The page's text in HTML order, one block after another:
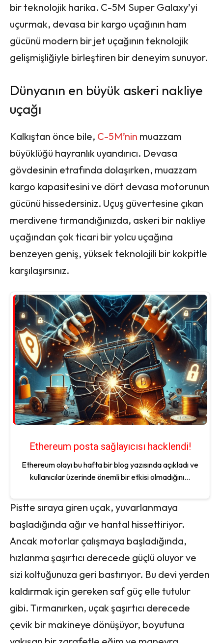
bir teknolojik harika. C-5M Super Galaxy’yi
uçurmak, devasa bir kargo uçağının ham
gücünü modern bir jet uçağının teknolojik
gelişmişliğiyle birleştiren bir deneyim sunuyor.
Dünyanın en büyük askeri nakliye
uçağı
Kalkıştan önce bile, C-5M’nin muazzam
büyüklüğü hayranlık uyandırıcı. Devasa
gövdesinin etrafında dolaşırken, muazzam
kargo kapasitesini ve dört devasa motorunun
gücünü hissedersiniz. Uçuş güvertesine çıkan
merdivene tırmandığınızda, askeri bir nakliye
uçağından çok ticari bir yolcu uçağına
benzeyen geniş, yüksek teknolojili bir kokpitle
karşılaşırsınız.
Ethereum posta sağlayıcısı hacklendi!
Ethereum olayı bu hafta bir blog yazısında açıkladı ve
kullanıcılar üzerinde önemli bir etkisi olmadığını...
Pistte sıraya giren uçak, yuvarlanmaya
başladığında ağır ve hantal hissettiriyor.
Ancak motorlar çalışmaya başladığında,
hızlanma şaşırtıcı derecede güçlü oluyor ve
sizi koltuğunuza geri bastırıyor. Bu devi yerden
kaldırmak için gereken saf güç elle tutulur
gibi. Tırmanırken, uçak şaşırtıcı derecede
çevik bir makineye dönüşüyor, boyutuna